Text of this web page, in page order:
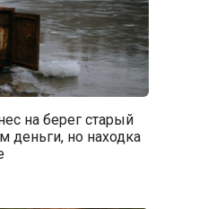
на берег старый
деньги, но находка